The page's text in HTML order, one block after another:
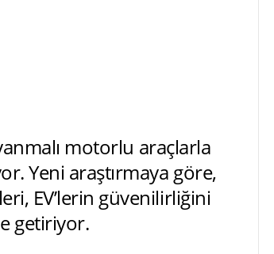
motorlu araçlarla
Yeni araştırmaya göre,
EV’lerin güvenilirliğini
getiriyor.